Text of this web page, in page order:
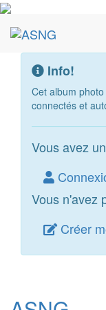
Info!
Cet album
connectés et
Vous avez
Vous n'avez
Créer